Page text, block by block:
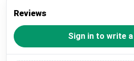
Reviews
Sign in to write